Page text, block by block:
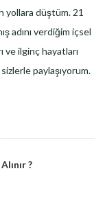
yollara düştüm. 21
adını verdiğim içsel
ve ilginç hayatları
paylaşıyorum.
?